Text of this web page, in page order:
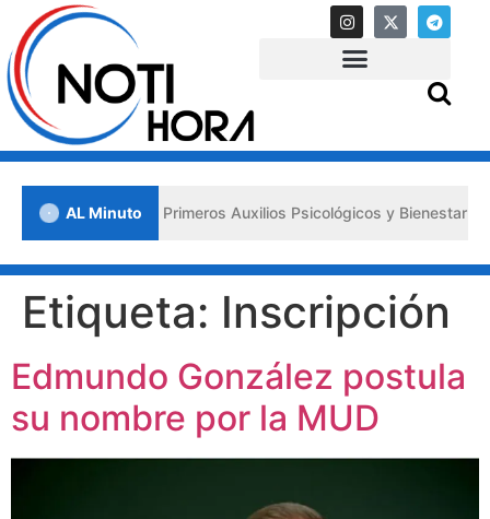
AL Minuto
Lara impulsa los «Primeros Auxilios Psicológicos y Bienestar
Etiqueta: Inscripción
Edmundo González postula
su nombre por la MUD